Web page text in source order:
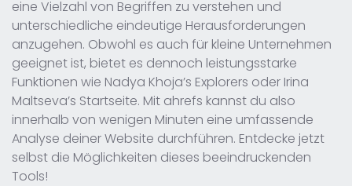
eine Vielzahl von Begriffen zu verstehen und
unterschiedliche eindeutige Herausforderungen
anzugehen. Obwohl es auch für kleine Unternehmen
geeignet ist, bietet es dennoch leistungsstarke
Funktionen wie Nadya Khoja’s Explorers oder Irina
Maltseva’s Startseite. Mit ahrefs kannst du also
innerhalb von wenigen Minuten eine umfassende
Analyse deiner Website durchführen. Entdecke jetzt
selbst die Möglichkeiten dieses beeindruckenden
Tools!